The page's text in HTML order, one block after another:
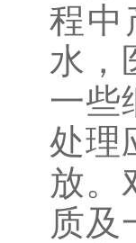
程中
水，
一些
处理
放。
质及